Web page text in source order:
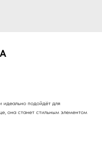
идеально подойдёт для
она станет стильным элементом